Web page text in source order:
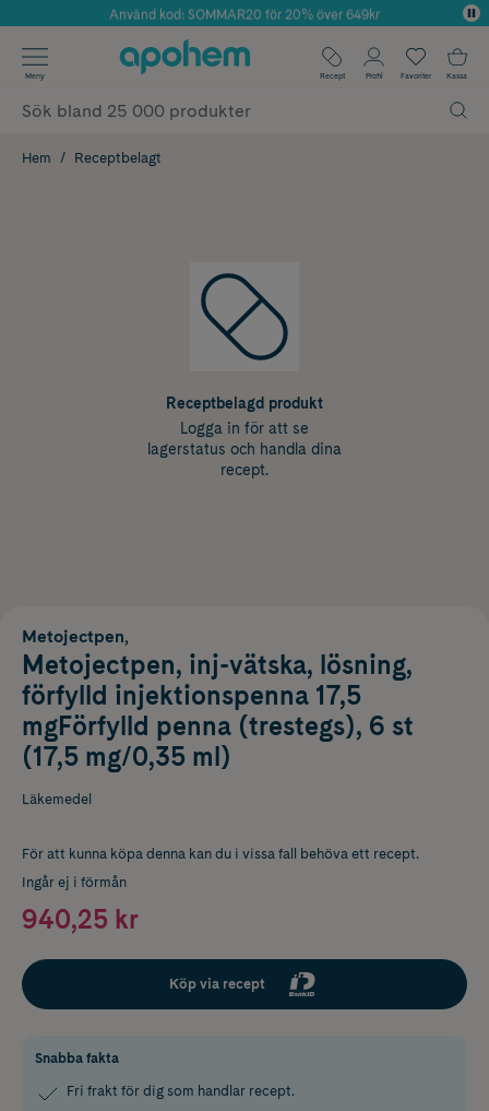
Årets Butik 2025 inom Skönhet
Använd kod: SOMMAR20 för 20% över 649kr
✓ Fri frakt
✓ Poäng på alla köp*
Meny Recept Profil Favoriter Kassa
Hem Receptbelagt
Receptbelagd produkt
Logga in för att se
lagerstatus och handla dina
recept.
Metojectpen,
Metojectpen, inj-vätska, lösning,
förfylld injektionspenna 17,5
mgFörfylld penna (trestegs), 6 st
(17,5 mg/0,35 ml)
Läkemedel
För att kunna köpa denna kan du i vissa fall behöva ett recept.
Ingår ej i förmån
940,25 kr
Köp via recept
Snabba fakta
Fri frakt för dig som handlar recept.